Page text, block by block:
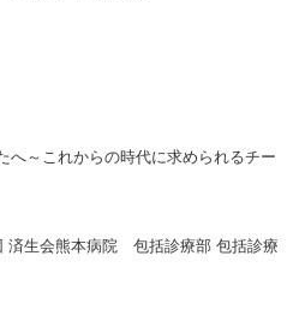
へ～これからの時代に求められるチー
済生会熊本病院 包括診療部 包括診療